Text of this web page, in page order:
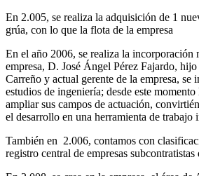
En 2.005, se realiza la adquisición de 1
grúa, con lo que la flota de la empresa
En el año 2006, se realiza la incorporación
empresa, D. José Ángel Pérez Fajardo,
Carreño y actual gerente de la empresa, se
estudios de ingeniería; desde este
ampliar sus campos de actuación,
el desarrollo en una herramienta de trabajo
También en 2.006, contamos con
registro central de empresas subcontratistas